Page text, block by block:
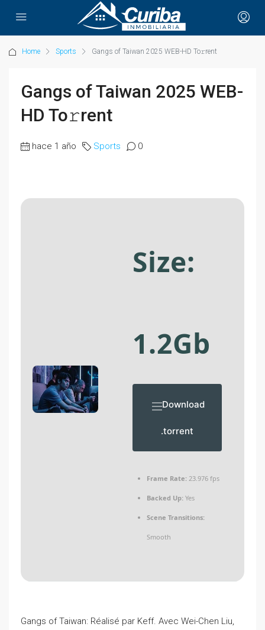
Home Sports Gangs of Taiwan 2025 WEB-HD To𝚛rent
Gangs of Taiwan 2025 WEB-
HD To𝚛rent
hace 1 año Sports 0
Size:
1.2Gb
Download
.torrent
Frame Rate: 23.976 fps
Backed Up: Yes
Scene Transitions:
Smooth
Gangs of Taiwan: Réalisé par Keff. Avec Wei-Chen Liu,